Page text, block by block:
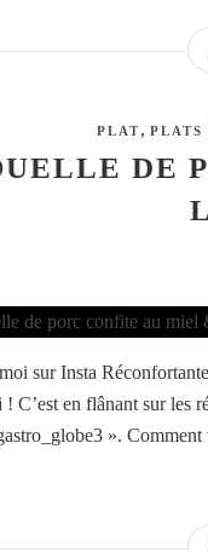
PLAT,
DE
sur Insta
! C’est en flânant sur les
».